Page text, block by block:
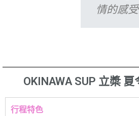
情的感
OKINAWA SUP 立槳
行程特色